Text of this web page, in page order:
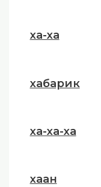
ха-ха
хабарик
ха-ха-ха
хаан